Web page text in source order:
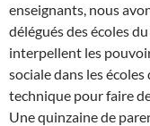
enseignants, nous
délégués des écoles
interpellent les
sociale dans les
technique pour faire
Une quinzaine de